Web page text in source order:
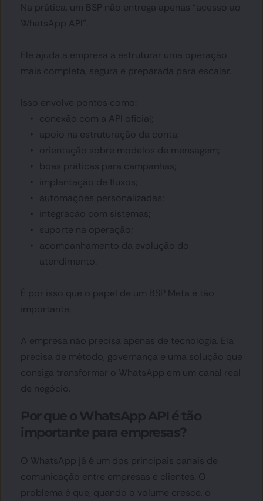
Na prática, um BSP não entrega apenas “acesso ao
WhatsApp API”.
Ele ajuda a empresa a estruturar uma operação
mais completa, segura e preparada para escalar.
Isso envolve pontos como:
conexão com a API oficial;
apoio na estruturação da conta;
orientação sobre modelos de mensagem;
boas práticas para campanhas;
implantação de fluxos;
automações personalizadas;
integração com sistemas;
suporte na operação;
acompanhamento da evolução do
atendimento.
É por isso que o papel de um BSP Meta é tão
importante.
A empresa não precisa apenas de tecnologia. Ela
precisa de método, governança e uma solução que
consiga transformar o WhatsApp em um canal real
de negócio.
O WhatsApp já é um dos principais canais de
comunicação entre empresas e clientes. O
problema é que, quando o volume cresce, o